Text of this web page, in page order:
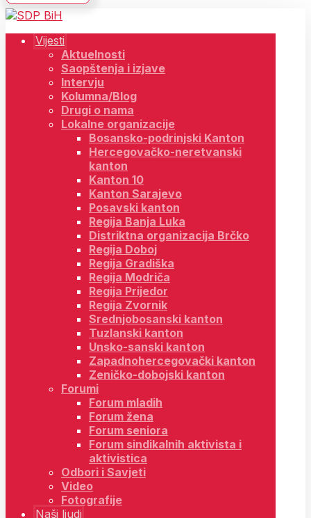
Vijesti
Aktuelnosti
Saopštenja i izjave
Intervju
Kolumna/Blog
Drugi o nama
Lokalne organizacije
Bosansko-podrinjski Kanton
Hercegovačko-neretvanski
kanton
Kanton 10
Kanton Sarajevo
Posavski kanton
Regija Banja Luka
Distriktna organizacija Brčko
Regija Doboj
Regija Gradiška
Regija Modriča
Regija Prijedor
Regija Zvornik
Srednjobosanski kanton
Tuzlanski kanton
Unsko-sanski kanton
Zapadnohercegovački kanton
Zeničko-dobojski kanton
Forumi
Forum mladih
Forum žena
Forum seniora
Forum sindikalnih aktivista i
aktivistica
Odbori i Savjeti
Video
Fotografije
Naši ljudi